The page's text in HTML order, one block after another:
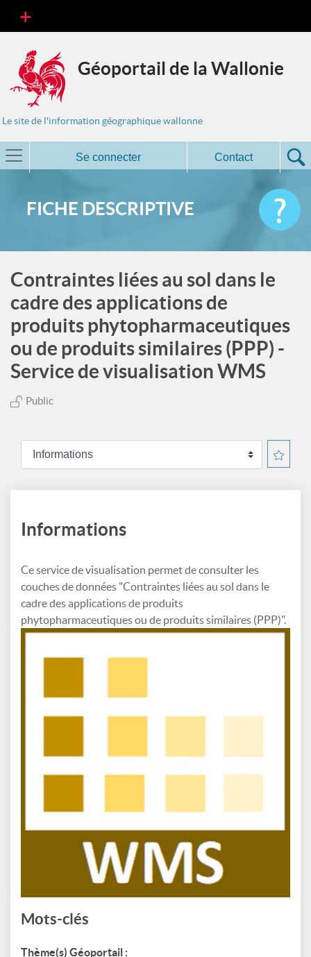
Géoportail de la Wallonie
Le site de l'information géographique wallonne
Se connecter Contact
FICHE DESCRIPTIVE
Contraintes liées au sol dans le
cadre des applications de
produits phytopharmaceutiques
ou de produits similaires (PPP) -
Service de visualisation WMS
Public
Informations
Ce service de visualisation permet de consulter les
couches de données "Contraintes liées au sol dans le
cadre des applications de produits
phytopharmaceutiques ou de produits similaires (PPP)".
Mots-clés
Thème(s) Géoportail :